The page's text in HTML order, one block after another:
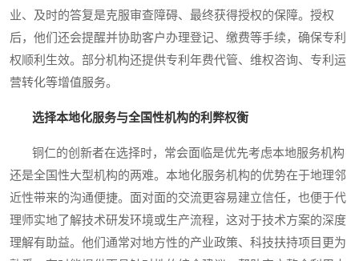
业、及时的答复是克服审查障碍、最终获得授权的保障。授权
后，他们还会提醒并协助客户办理登记、缴费等手续，确保专利
权顺利生效。部分机构还提供专利年费代管、维权咨询、专利运
营转化等增值服务。
选择本地化服务与全国性机构的利弊权衡
铜仁的创新者在选择时，常会面临是优先考虑本地服务机构
还是全国性大型机构的两难。本地化服务机构的优势在于地理邻
近性带来的沟通便捷。面对面的交流更容易建立信任，也便于代
理师实地了解技术研发环境或生产流程，这对于技术方案的深度
理解有助益。他们通常对地方性的产业政策、科技扶持项目更为